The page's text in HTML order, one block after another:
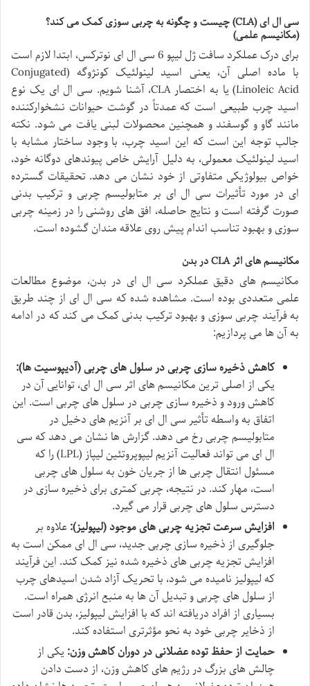
سی ال ای (CLA) چیست و چگونه به چربی سوزی کمک می کند؟
(مکانیسم علمی)
برای درک عملکرد سافت ژل لیپو 6 سی ال ای نوترکس، ابتدا لازم است
با ماده اصلی آن، یعنی اسید لینولئیک کونژوگه (Conjugated
Linoleic Acid) یا به اختصار CLA، آشنا شویم. سی ال ای یک نوع
اسید چرب طبیعی است که عمدتاً در گوشت حیوانات نشخوارکننده
مانند گاو و گوسفند و همچنین محصولات لبنی یافت می شود. نکته
جالب توجه این است که این اسید چرب، با وجود ساختار مشابه با
اسید لینولئیک معمولی، به دلیل آرایش خاص پیوندهای دوگانه خود،
خواص بیولوژیکی متفاوتی از خود نشان می دهد. تحقیقات گسترده
ای در مورد تأثیرات سی ال ای بر متابولیسم چربی و ترکیب بدنی
صورت گرفته است و نتایج حاصله، افق های روشنی را در زمینه چربی
سوزی و بهبود تناسب اندام پیش روی علاقه مندان گشوده است.
مکانیسم های اثر CLA در بدن
مکانیسم های دقیق عملکرد سی ال ای در بدن، موضوع مطالعات
علمی متعددی بوده است. مشاهده شده که سی ال ای از چند طریق
به فرآیند چربی سوزی و بهبود ترکیب بدنی کمک می کند که در ادامه
به آن ها می پردازیم:
کاهش ذخیره سازی چربی در سلول های چربی (آدیپوسیت ها):
یکی از اصلی ترین مکانیسم های اثر سی ال ای، توانایی آن در
کاهش ورود و ذخیره سازی چربی در سلول های چربی است. این
اتفاق به واسطه تأثیر سی ال ای بر آنزیم های دخیل در
متابولیسم چربی رخ می دهد. گزارش ها نشان می دهد که سی
ال ای می تواند فعالیت آنزیم لیپوپروتئین لیپاز (LPL) را که
مسئول انتقال چربی ها از جریان خون به سلول های چربی
است، مهار کند. در نتیجه، چربی کمتری برای ذخیره سازی در
دسترس سلول های چربی قرار می گیرد.
افزایش سرعت تجزیه چربی های موجود (لیپولیز):علاوه بر
جلوگیری از ذخیره سازی چربی جدید، سی ال ای ممکن است به
افزایش تجزیه چربی های ذخیره شده نیز کمک کند. این فرآیند
که لیپولیز نامیده می شود، با تحریک آزاد شدن اسیدهای چرب
از سلول های چربی و تبدیل آن ها به منبع انرژی همراه است.
بسیاری از افراد دریافته اند که با افزایش لیپولیز، بدن قادر است
از ذخایر چربی خود به نحو مؤثرتری استفاده کند.
حمایت از حفظ توده عضلانی در دوران کاهش وزن: یکی از
چالش های بزرگ در رژیم های کاهش وزن، از دست دادن